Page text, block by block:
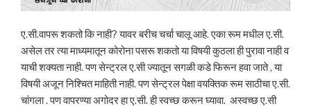
ए.सी.वापरू शकतो कि नाही? यावर बरीच चर्चा चालू आहे. एका रूम मधील ए.सी.
असेल तर त्या माध्यमातून कोरोना पसरू शकतो या विषयी कुठला ही पुरावा नाही व
याची शक्यता नाही. पण सेन्ट्रल ए.सी ज्यातून सगळी कडे फिरून हवा जाते , या
विषयी अजून निश्चित माहिती नाही. पण सेन्ट्रल पेक्षा वयक्तिक रूम साठीचा ए.सी.
चांगला . पण वापरण्या अगोदर हा ए.सी. ही स्वच्छ करून घ्यावा. अस्वच्छ ए.सी